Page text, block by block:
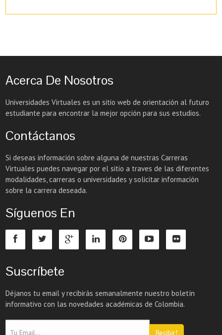
Acerca De Nosotros
Universidades Virtuales es un sitio web de orientación al futuro
estudiante para encontrar la mejor opción para sus estudios.
Contáctanos
Si deseas información sobre alguna de nuestras Carreras
Virtuales puedes navegar por el sitio a traves de las diferentes
modalidades, carreras o universidades y solicitar información
sobre la carrera deseada.
Síguenos En
Suscríbete
Déjanos tu email y recibirás semanalmente nuestro boletín
informativo con las novedades académicas de Colombia.
Recibir!